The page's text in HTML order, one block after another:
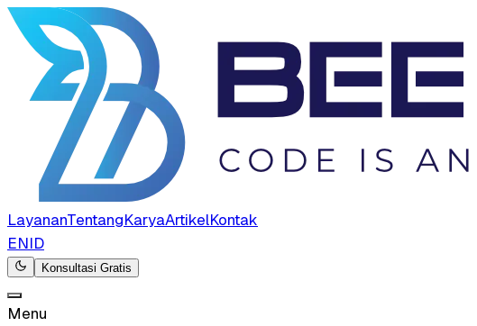
LayananTentangKaryaArtikelKontak
ENID
Konsultasi Gratis
Menu